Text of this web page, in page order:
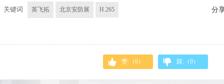
关键词 英飞拓 北京安防展 H.265 分
赞:（0） 踩:（0）